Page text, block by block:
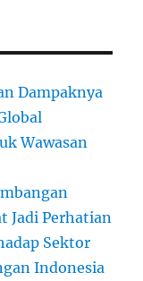
Dampaknya
Wawasan
Jadi Perhatian
Sektor
Indonesia